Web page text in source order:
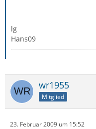
lg
Hans09
wr1955
Mitglied
23. Februar 2009 um 15:52